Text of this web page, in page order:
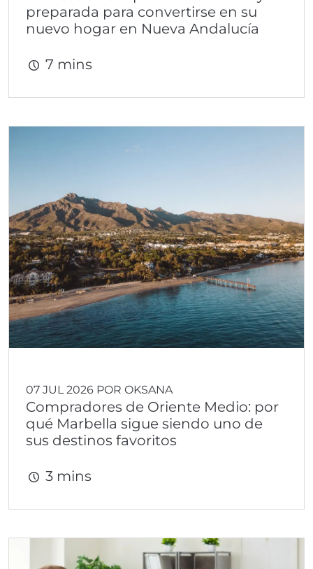
preparada para convertirse en su
nuevo hogar en Nueva Andalucía
7 mins
07 JUL 2026 POR OKSANA
Compradores de Oriente Medio: por
qué Marbella sigue siendo uno de
sus destinos favoritos
3 mins